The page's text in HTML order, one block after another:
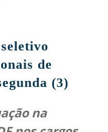
de
(3)
na